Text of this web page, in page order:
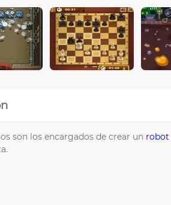
son los encargados de crear un robot